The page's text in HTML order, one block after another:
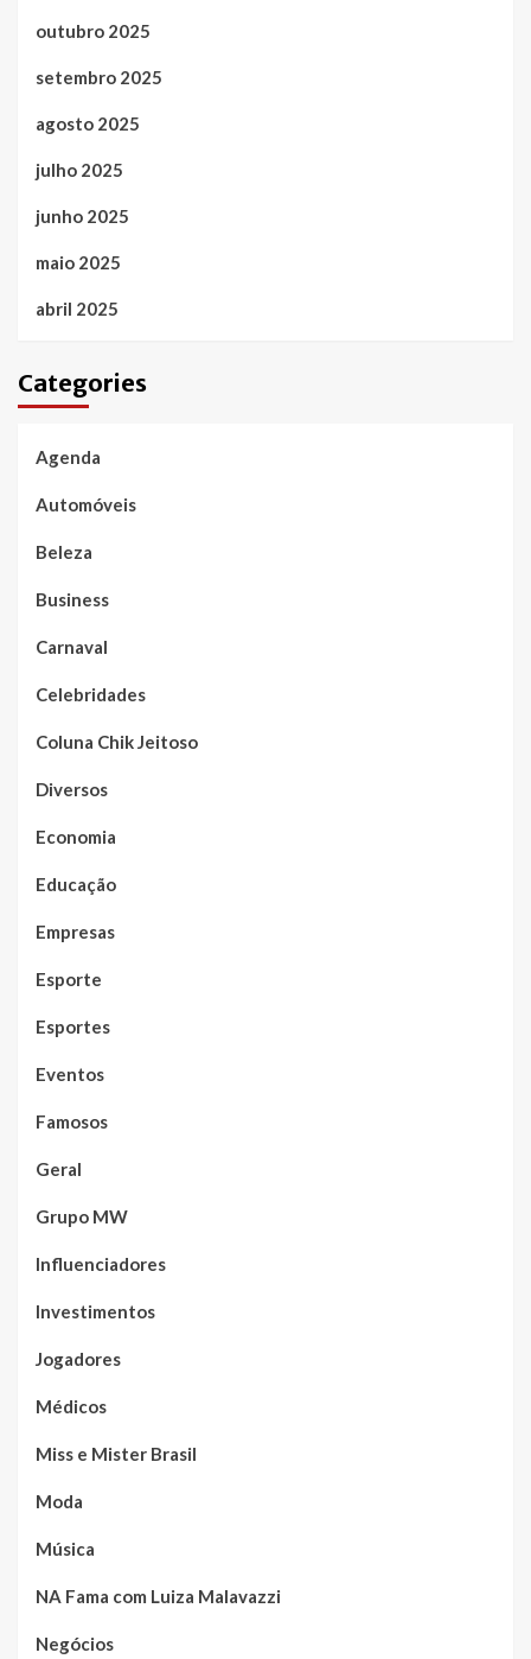
outubro 2025
setembro 2025
agosto 2025
julho 2025
junho 2025
maio 2025
abril 2025
Categories
Agenda
Automóveis
Beleza
Business
Carnaval
Celebridades
Coluna Chik Jeitoso
Diversos
Economia
Educação
Empresas
Esporte
Esportes
Eventos
Famosos
Geral
Grupo MW
Influenciadores
Investimentos
Jogadores
Médicos
Miss e Mister Brasil
Moda
Música
NA Fama com Luiza Malavazzi
Negócios